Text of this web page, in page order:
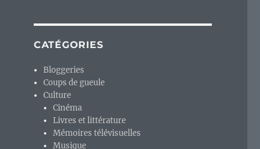
CATÉGORIES
Bloggeries
Coups de gueule
Culture
Cinéma
Livres et littérature
Mémoires télévisuelles
Musique